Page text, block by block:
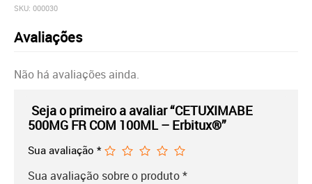
SKU: 000030
Avaliações
Não há avaliações ainda.
Seja o primeiro a avaliar “CETUXIMABE
500MG FR COM 100ML – Erbitux®”
Sua avaliação *
Sua avaliação sobre o produto*